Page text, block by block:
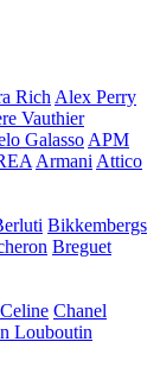
RichAlex Perry
Vauthier
GalassoAPM
ArmaniAttico
Bikkembergs
Breguet
Celine Chanel
Louboutin